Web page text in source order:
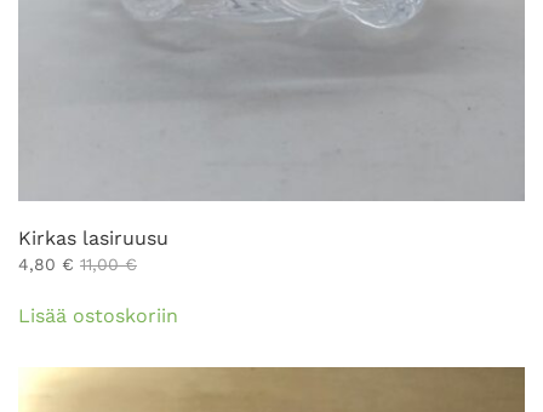
Kirkas lasiruusu
4,80 € 11,00€
Lisää ostoskoriin